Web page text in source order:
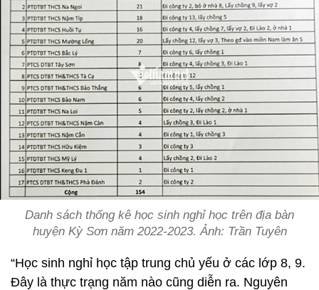
Danh sách thống kê học sinh nghỉ học trên địa bàn
huyện Kỳ Sơn năm 2022-2023. Ảnh: Trần Tuyên
“Học sinh nghỉ học tập trung chủ yếu ở các lớp 8, 9.
Đây là thực trạng năm nào cũng diễn ra. Nguyên